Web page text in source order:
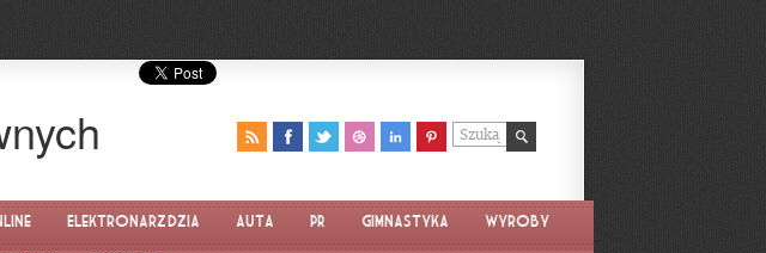
Elektronarzędzia Auta PR Gimnastyka Wyroby